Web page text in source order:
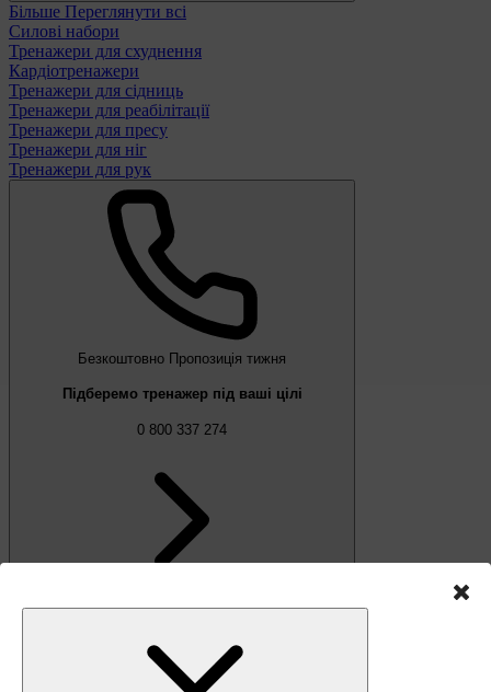
Більше Переглянути всі
Силові набори
Тренажери для схуднення
Кардіотренажери
Тренажери для сідниць
Тренажери для реабілітації
Тренажери для пресу
Тренажери для ніг
Тренажери для рук
Безкоштовно Пропозиція тижня
Підберемо тренажер під ваші цілі
0 800 337 274